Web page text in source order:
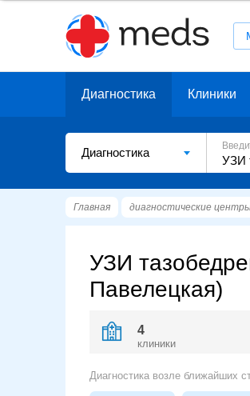
Диагностика Клиники
Диагностика
Главная диагностические
УЗИ
Павелецкая)
4
клиники
Диагностика возле ближайших